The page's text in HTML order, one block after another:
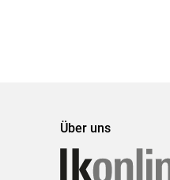
Über uns